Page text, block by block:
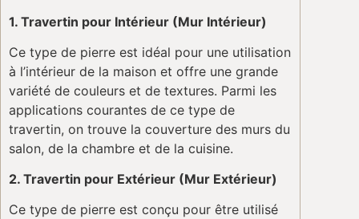
1. Travertin pour Intérieur (Mur Intérieur)
Ce type de pierre est idéal pour une utilisation
à l’intérieur de la maison et offre une grande
variété de couleurs et de textures. Parmi les
applications courantes de ce type de
travertin, on trouve la couverture des murs du
salon, de la chambre et de la cuisine.
2. Travertin pour Extérieur (Mur Extérieur)
Ce type de pierre est conçu pour être utilisé